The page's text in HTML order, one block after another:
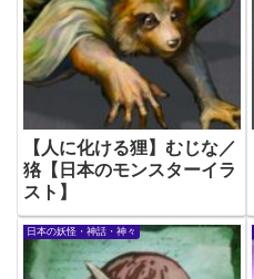
【人に化ける狸】むじな／
狢【日本のモンスターイラ
スト】
日本の妖怪・神話・神々